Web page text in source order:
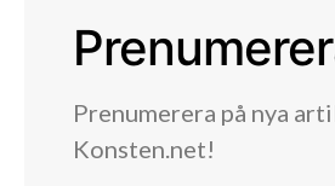
Prenumerera på nya
Konsten.net!